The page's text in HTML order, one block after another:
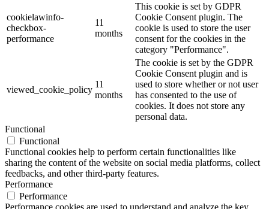
cookielawinfo-
checkbox-
performance
11
months
This cookie is set by GDPR
Cookie Consent plugin. The
cookie is used to store the user
consent for the cookies in the
category "Performance".
viewed_cookie_policy
11
months
The cookie is set by the GDPR
Cookie Consent plugin and is
used to store whether or not user
has consented to the use of
cookies. It does not store any
personal data.
Functional
Functional
Functional cookies help to perform certain functionalities like
sharing the content of the website on social media platforms, collect
feedbacks, and other third-party features.
Performance
Performance
Performance cookies are used to understand and analyze the key